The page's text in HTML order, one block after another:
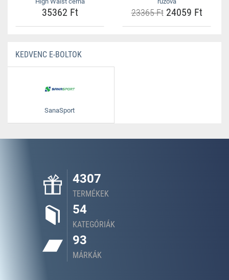
35362 Ft 23365 Ft24059 Ft
KEDVENC E-BOLTOK
SanaSport
4307
TERMÉKEK
54
KATEGÓRIÁK
93
MÁRKÁK